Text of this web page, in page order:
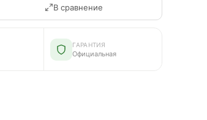
В сравнение
ГАРАНТИЯ
Официальная